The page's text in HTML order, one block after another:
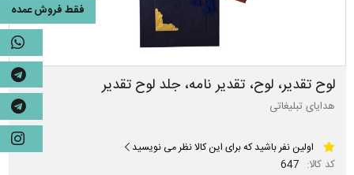
لوح تقدیر، لوح، تقدیر نامه، جلد لوح تقدیر
هدایای تبلیغاتی
اولین نفر باشید که برای این کالا نظر می نویسید
کد کالا: 647
فقط فروش عمده